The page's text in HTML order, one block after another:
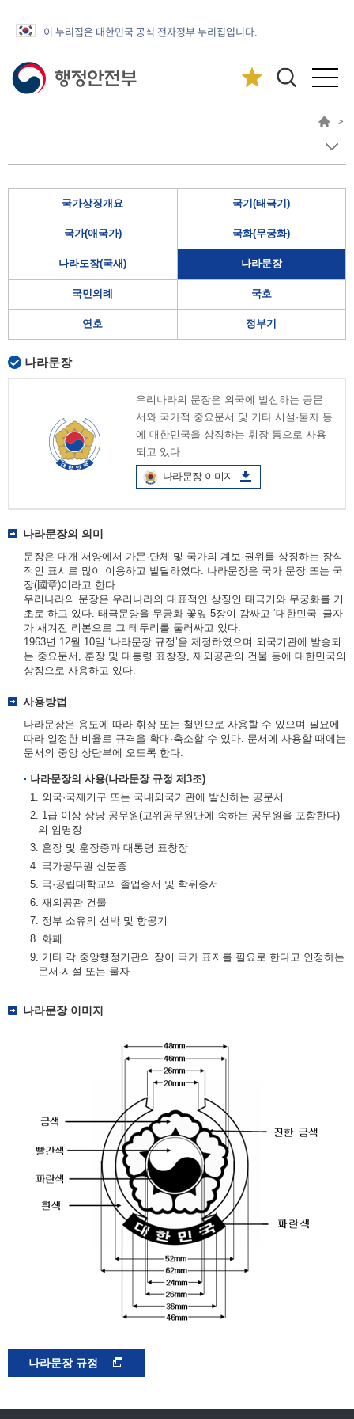
이 누리집은 대한민국 공식 전자정부 누리집입니다.
>
국가상징개요 국기(태극기)
국가(애국가) 국화(무궁화)
나라도장(국새) 나라문장
국민의례 국호
연호 정부기
나라문장
우리나라의 문장은 외국에 발신하는 공문
서와 국가적 중요문서 및 기타 시설·물자 등
에 대한민국을 상징하는 휘장 등으로 사용
되고 있다.
나라문장 이미지
나라문장의 의미
문장은 대개 서양에서 가문·단체 및 국가의 계보·권위를 상징하는 장식
적인 표시로 많이 이용하고 발달하였다. 나라문장은 국가 문장 또는 국
장(國章)이라고 한다.
우리나라의 문장은 우리나라의 대표적인 상징인 태극기와 무궁화를 기
초로 하고 있다. 태극문양을 무궁화 꽃잎 5장이 감싸고 ‘대한민국’ 글자
가 새겨진 리본으로 그 테두리를 둘러싸고 있다.
1963년 12월 10일 ‘나라문장 규정’을 제정하였으며 외국기관에 발송되
는 중요문서, 훈장 및 대통령 표창장, 재외공관의 건물 등에 대한민국의
상징으로 사용하고 있다.
사용방법
나라문장은 용도에 따라 휘장 또는 철인으로 사용할 수 있으며 필요에
따라 일정한 비율로 규격을 확대·축소할 수 있다. 문서에 사용할 때에는
문서의 중앙 상단부에 오도록 한다.
나라문장의 사용(나라문장 규정 제3조)
1. 외국·국제기구 또는 국내외국기관에 발신하는 공문서
2. 1급 이상 상당 공무원(고위공무원단에 속하는 공무원을 포함한다)
의 임명장
3. 훈장 및 훈장증과 대통령 표창장
4. 국가공무원 신분증
5. 국·공립대학교의 졸업증서 및 학위증서
6. 재외공관 건물
7. 정부 소유의 선박 및 항공기
8. 화폐
9. 기타 각 중앙행정기관의 장이 국가 표지를 필요로 한다고 인정하는
문서·시설 또는 물자
나라문장 이미지
나라문장 규정